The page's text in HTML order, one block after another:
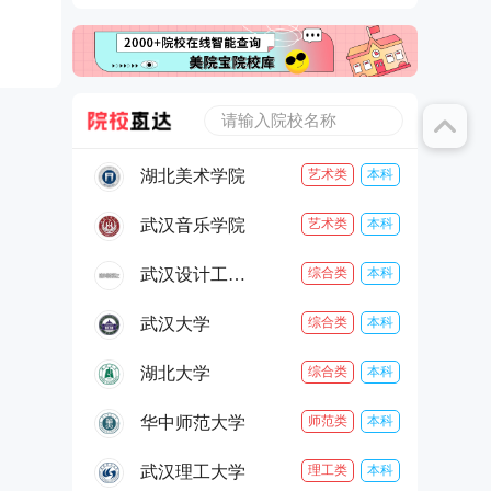
请输入院校名称
湖北美术学院 本科
艺术类
武汉音乐学院 本科
艺术类
武汉设计工程学院 本科
综合类
武汉大学 本科
综合类
湖北大学 本科
综合类
华中师范大学 本科
师范类
武汉理工大学 本科
理工类